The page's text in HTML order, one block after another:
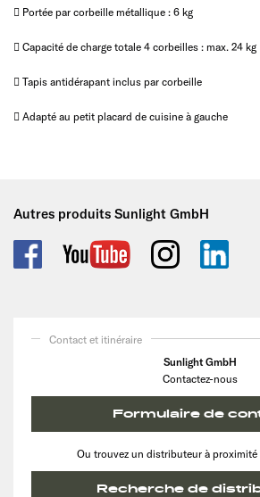
 Portée par corbeille métallique : 6 kg
 Capacité de charge totale 4 corbeilles : max. 24 kg
 Tapis antidérapant inclus par corbeille
 Adapté au petit placard de cuisine à gauche
Autres produits Sunlight GmbH
Contact et itinéraire
Sunlight GmbH
Contactez-nous
Formulaire de
Ou trouvez un distributeur à proximité
Recherche de